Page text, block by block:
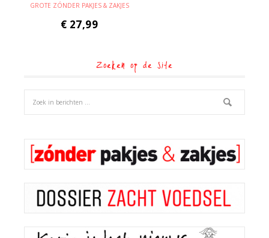
GROTE ZÓNDER PAKJES & ZAKJES
€ 27,99
Zoeken op de site